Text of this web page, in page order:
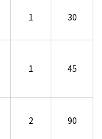
1 30
1 45
2 90